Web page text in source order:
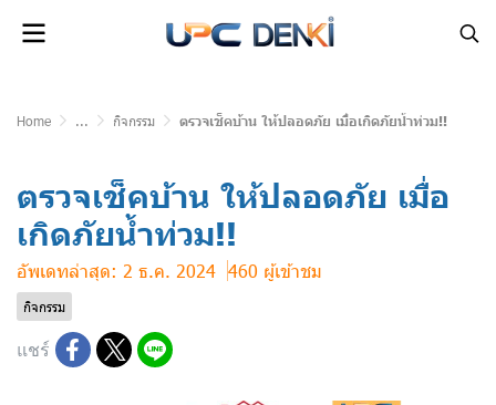
Home ... กิจกรรม ตรวจเช็คบ้าน ให้ปลอดภัย เมื่อเกิดภัยน้ำท่วม!!
ตรวจเช็คบ้าน ให้ปลอดภัย เมื่อ
เกิดภัยน้ำท่วม!!
อัพเดทล่าสุด: 2 ธ.ค. 2024 460 ผู้เข้าชม
กิจกรรม
แชร์